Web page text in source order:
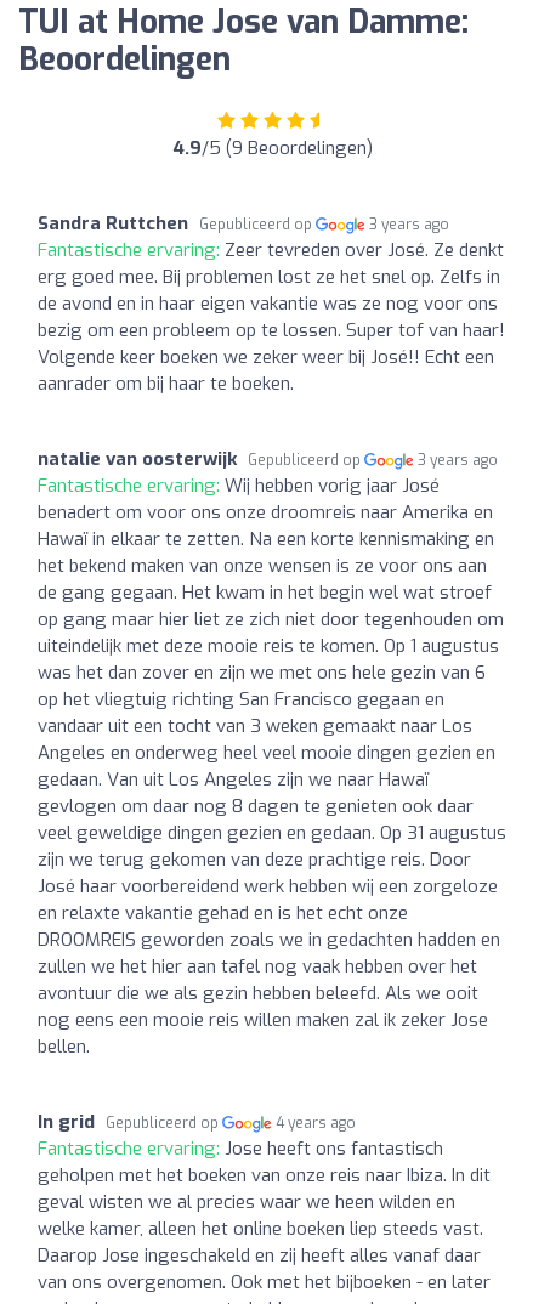
TUI at Home Jose van Damme:
Beoordelingen
4.9/5 (9 Beoordelingen)
Sandra Ruttchen Gepubliceerd op 3 years ago
Fantastische ervaring: Zeer tevreden over José. Ze denkt
erg goed mee. Bij problemen lost ze het snel op. Zelfs in
de avond en in haar eigen vakantie was ze nog voor ons
bezig om een probleem op te lossen. Super tof van haar!
Volgende keer boeken we zeker weer bij José!! Echt een
aanrader om bij haar te boeken.
natalie van oosterwijk Gepubliceerd op 3 years ago
Fantastische ervaring: Wij hebben vorig jaar José
benadert om voor ons onze droomreis naar Amerika en
Hawaï in elkaar te zetten. Na een korte kennismaking en
het bekend maken van onze wensen is ze voor ons aan
de gang gegaan. Het kwam in het begin wel wat stroef
op gang maar hier liet ze zich niet door tegenhouden om
uiteindelijk met deze mooie reis te komen. Op 1 augustus
was het dan zover en zijn we met ons hele gezin van 6
op het vliegtuig richting San Francisco gegaan en
vandaar uit een tocht van 3 weken gemaakt naar Los
Angeles en onderweg heel veel mooie dingen gezien en
gedaan. Van uit Los Angeles zijn we naar Hawaï
gevlogen om daar nog 8 dagen te genieten ook daar
veel geweldige dingen gezien en gedaan. Op 31 augustus
zijn we terug gekomen van deze prachtige reis. Door
José haar voorbereidend werk hebben wij een zorgeloze
en relaxte vakantie gehad en is het echt onze
DROOMREIS geworden zoals we in gedachten hadden en
zullen we het hier aan tafel nog vaak hebben over het
avontuur die we als gezin hebben beleefd. Als we ooit
nog eens een mooie reis willen maken zal ik zeker Jose
bellen.
In grid Gepubliceerd op 4 years ago
Fantastische ervaring: Jose heeft ons fantastisch
geholpen met het boeken van onze reis naar Ibiza. In dit
geval wisten we al precies waar we heen wilden en
welke kamer, alleen het online boeken liep steeds vast.
Daarop Jose ingeschakeld en zij heeft alles vanaf daar
van ons overgenomen. Ook met het bijboeken - en later